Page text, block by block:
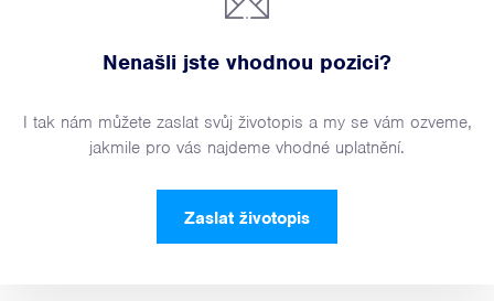
Nenašli jste vhodnou pozici?
I tak nám můžete zaslat svůj životopis a my se vám ozveme,
jakmile pro vás najdeme vhodné uplatnění.
Zaslat životopis